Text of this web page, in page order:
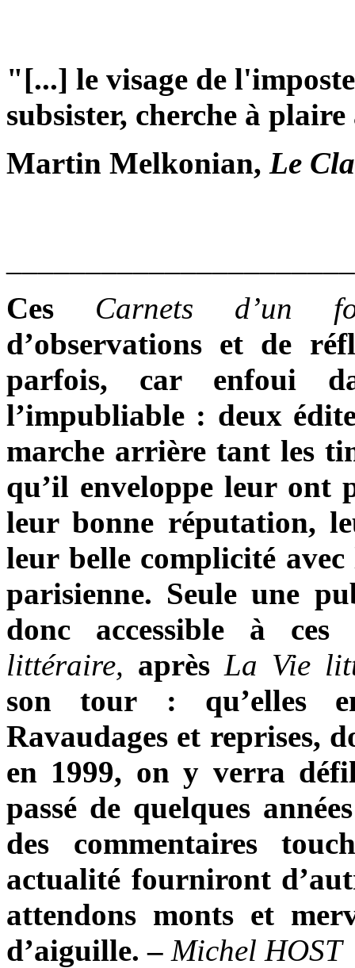
"[...] le visage de
subsister, cherche à
Martin Melkonian, Le
Ces Carnets d’un
d’observations et de
parfois, car enfoui
l’impubliable : deux
marche arrière tant les
qu’il enveloppe leur ont
leur bonne réputation,
leur belle complicité
parisienne. Seule une
donc accessible à
littéraire, après La Vie
son tour : qu’elles
Ravaudages et reprises,
en 1999, on y verra
passé de quelques
des commentaires
actualité fourniront
attendons monts et
d’aiguille. – Michel HOST